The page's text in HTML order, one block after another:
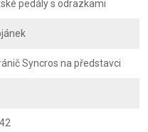
pedály s odrazkami
Syncros na představci